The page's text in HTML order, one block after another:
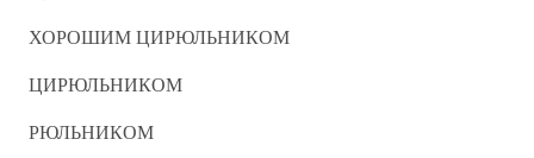
ХОРОШИМ ЦИРЮЛЬНИКОМ
ЦИРЮЛЬНИКОМ
РЮЛЬНИКОМ